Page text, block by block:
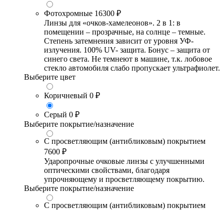
Фотохромные 16300 ₽
Линзы для «очков-хамелеонов». 2 в 1: в
помещении – прозрачные, на солнце – темные.
Степень затемнения зависит от уровня УФ-
излучения. 100% UV- защита. Бонус – защита от
синего света. Не темнеют в машине, т.к. лобовое
стекло автомобиля слабо пропускает ультрафиолет.
Выберите цвет
Коричневый 0 ₽
Серый 0 ₽
Выберите покрытие/назначение
С просветляющим (антибликовым) покрытием
7600 ₽
Ударопрочные очковые линзы с улучшенными
оптическими свойствами, благодаря
упрочняющему и просветляющему покрытию.
Выберите покрытие/назначение
С просветляющим (антибликовым) покрытием